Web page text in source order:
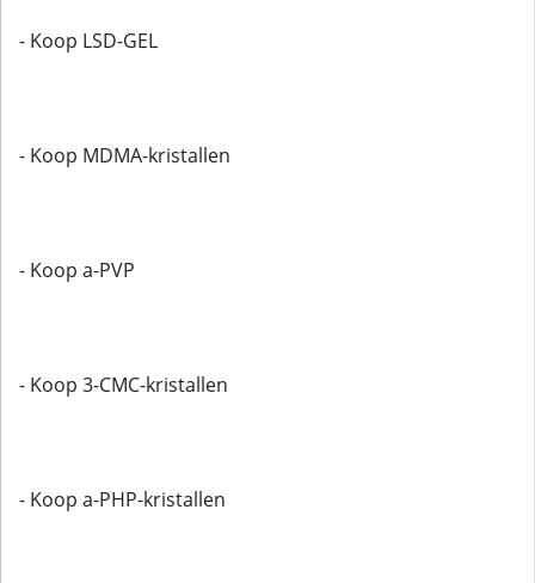
- Koop LSD-GEL
- Koop MDMA-kristallen
- Koop a-PVP
- Koop 3-CMC-kristallen
- Koop a-PHP-kristallen